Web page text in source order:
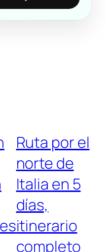
Ruta por el
norte de
Italia en 5
días,
itinerario
completo